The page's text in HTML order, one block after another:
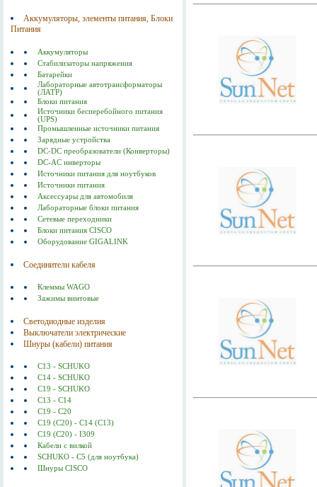
Аккумуляторы, элементы питания, Блоки
Питания
Аккумуляторы
Стабилизаторы напряжения
Батарейки
Лабораторные автотрансформаторы
(ЛАТР)
Блоки питания
Источники бесперебойного питания
(UPS)
Промышленные источники питания
Зарядные устройства
DC-DC преобразователи (Конверторы)
DC-AC инверторы
Источники питания для ноутбуков
Источники питания
Аксессуары для автомобиля
Лабораторные блоки питания
Сетевые переходники
Блоки питания CISCO
Оборудование GIGALINK
Соединители кабеля
Клеммы WAGO
Зажимы винтовые
Светодиодные изделия
Выключатели электрические
Шнуры (кабели) питания
C13 - SCHUKO
C14 - SCHUKO
C19 - SCHUKO
C13 - C14
C19 - C20
C19 (С20) - C14 (С13)
C19 (C20) - I309
Кабели с вилкой
SCHUKO - C5 (для ноутбука)
Шнуры CISCO